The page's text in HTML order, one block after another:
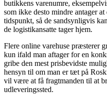
butikkens varenumre,
som ikke desto mindre antager
tidspunkt, så de sandsynligvis
de logistikansatte tager hjem.
Flere online varehuse præsterer
kun ifald man aftager for en
gribe den mest prisbevidste
hensyn til om man er tæt på
vil være at få fragtmanden til at
udleveringssted.